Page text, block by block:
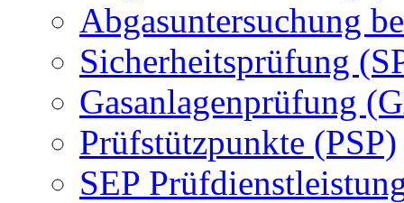
Abgasuntersuchung
Sicherheitsprüfung
Gasanlagenprüfung
Prüfstützpunkte (PSP)
SEP